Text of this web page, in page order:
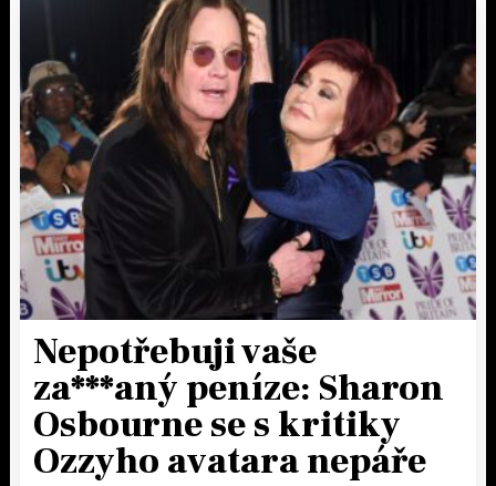
Nepotřebuji vaše
za***aný peníze: Sharon
Osbourne se s kritiky
Ozzyho avatara nepáře